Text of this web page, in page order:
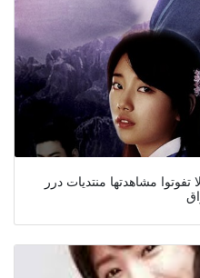
مشاهدتها منتديات درر